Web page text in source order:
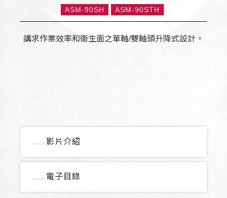
ASM-90SH ASM-90STH
講求作業效率和衛生面之單軸/雙軸頭升降式設計。
影片介紹
電子目錄